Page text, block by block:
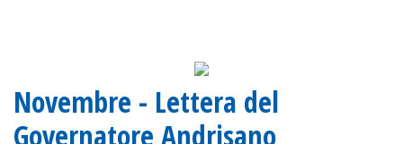
Novembre - Lettera del
Governatore Andrisano